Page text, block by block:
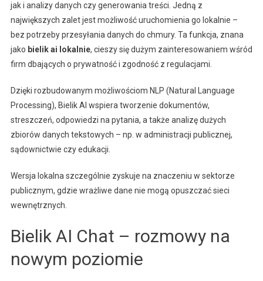
jak i analizy danych czy generowania treści. Jedną z
największych zalet jest możliwość uruchomienia go lokalnie –
bez potrzeby przesyłania danych do chmury. Ta funkcja, znana
jako bielik ai lokalnie, cieszy się dużym zainteresowaniem wśród
firm dbających o prywatność i zgodność z regulacjami.
Dzięki rozbudowanym możliwościom NLP (Natural Language
Processing), Bielik AI wspiera tworzenie dokumentów,
streszczeń, odpowiedzi na pytania, a także analizę dużych
zbiorów danych tekstowych – np. w administracji publicznej,
sądownictwie czy edukacji.
Wersja lokalna szczególnie zyskuje na znaczeniu w sektorze
publicznym, gdzie wrażliwe dane nie mogą opuszczać sieci
wewnętrznych.
Bielik AI Chat – rozmowy na
nowym poziomie